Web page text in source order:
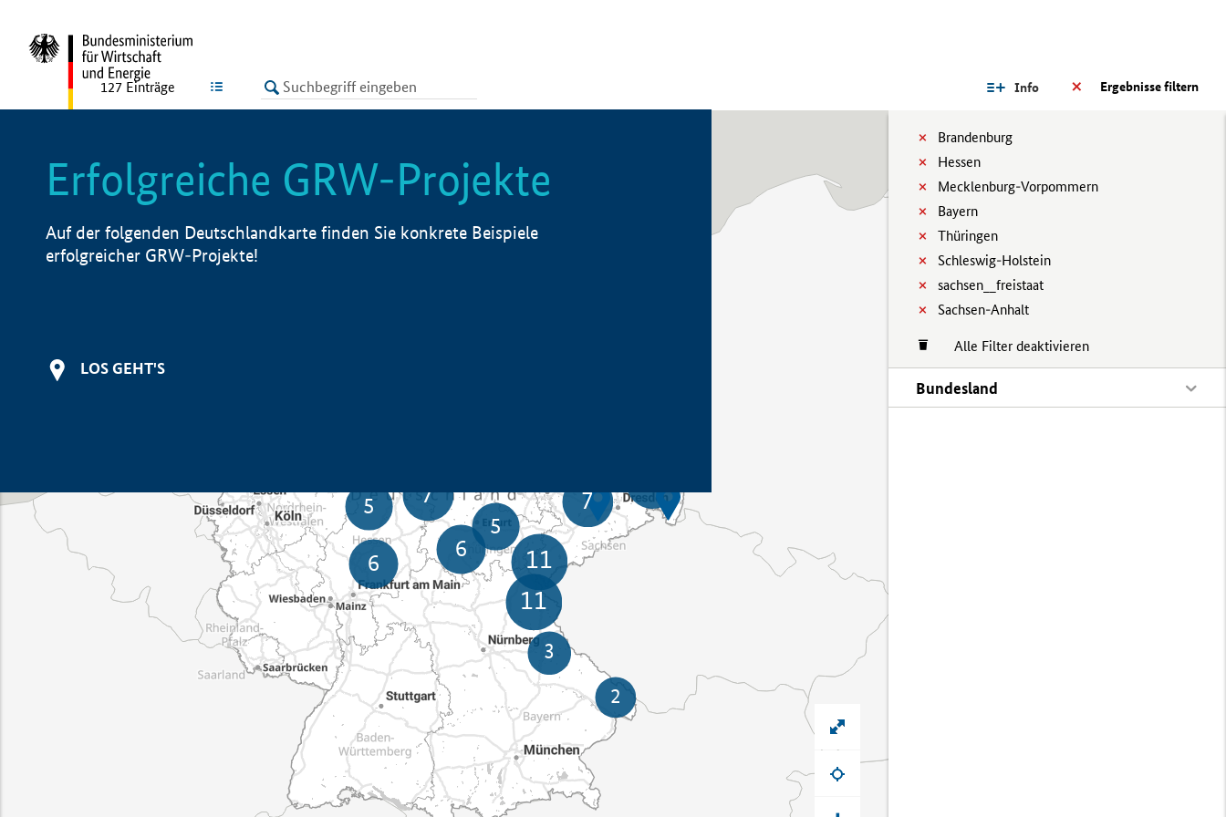
LISTE Ergebnisse filtern
Info
Brandenburg
Hessen
Mecklenburg-Vorpommern
Bayern
Thüringen
Schleswig-Holstein
sachsen__freistaat
Sachsen-Anhalt
Alle Filter deaktivieren
Bundesland
127 Einträge
Erfolgreiche GRW-Projekte
Auf der folgenden Deutschlandkarte finden Sie konkrete Beispiele
erfolgreicher GRW-Projekte!
LOS GEHT'S